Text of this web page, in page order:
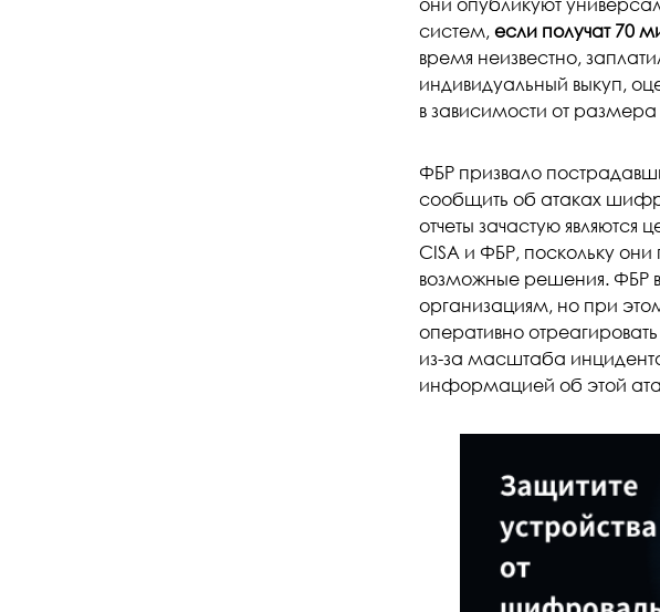
они опубликуют
систем, если получат 70
время неизвестно,
индивидуальный выкуп,
в зависимости от
ФБР призвало
сообщить об атаках
отчеты зачастую
CISA и ФБР, поскольку
возможные решения. ФБР
организациям, но при
оперативно
из-за масштаба
информацией об этой